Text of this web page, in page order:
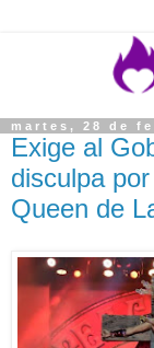
martes, 28 de
Exige al
disculpa
Queen de